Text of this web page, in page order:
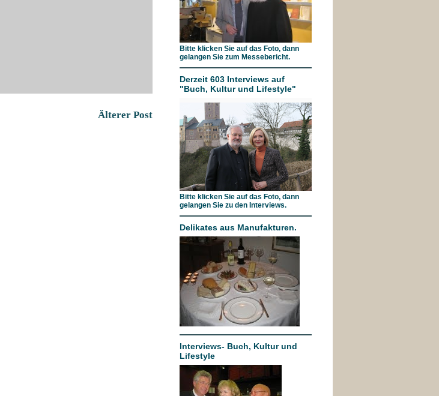
Älterer Post
Bitte klicken Sie auf das Foto, dann
gelangen Sie zum Messebericht.
Derzeit 603 Interviews auf
"Buch, Kultur und Lifestyle"
Bitte klicken Sie auf das Foto, dann
gelangen Sie zu den Interviews.
Delikates aus Manufakturen.
Interviews- Buch, Kultur und
Lifestyle